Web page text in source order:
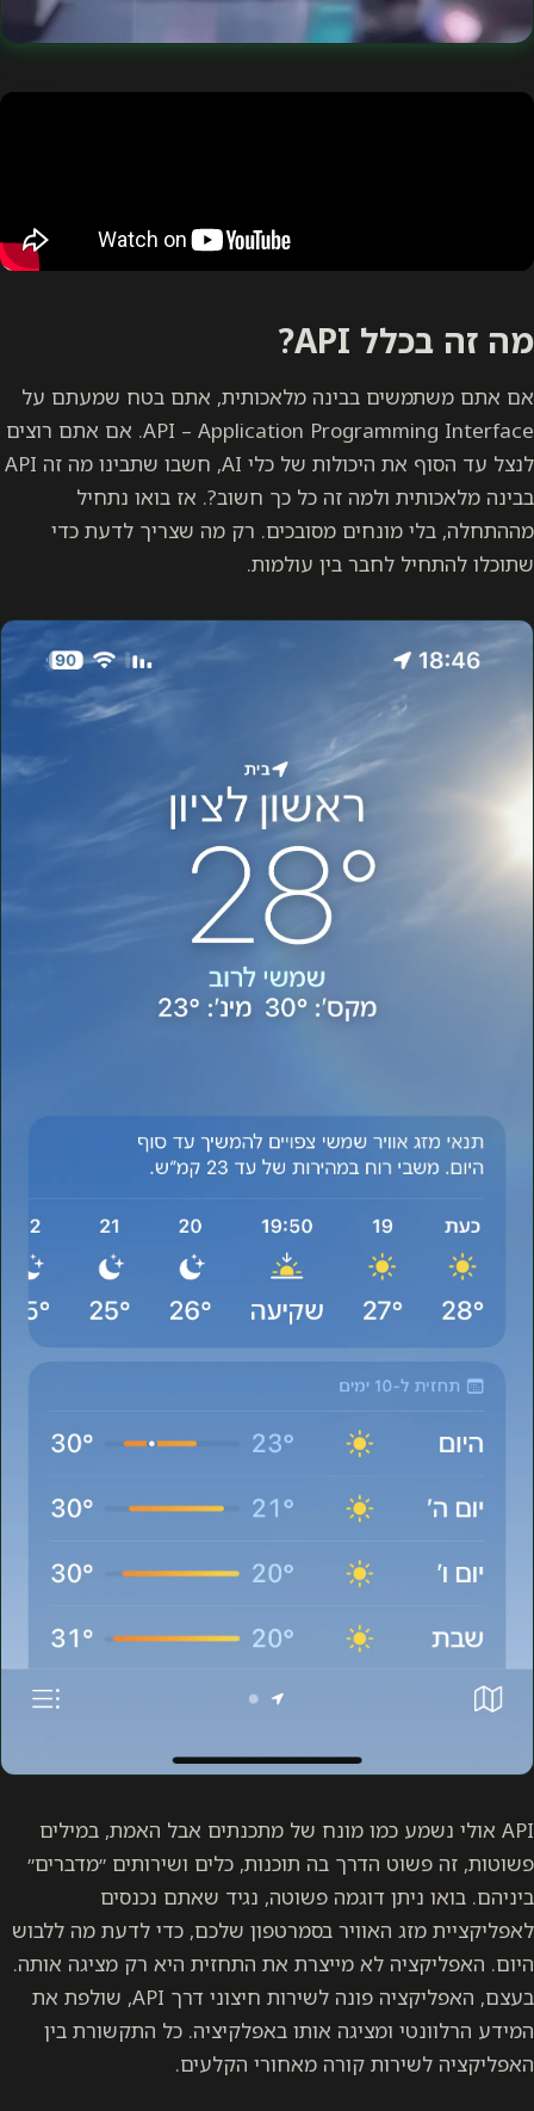
מה זה בכלל API?
אם אתם משתמשים בבינה מלאכותית, אתם בטח שמעתם על
API – Application Programming Interface. אם אתם רוצים
לנצל עד הסוף את היכולות של כלי AI, חשבו שתבינו מה זה API
בבינה מלאכותית ולמה זה כל כך חשוב?. אז בואו נתחיל
מההתחלה, בלי מונחים מסובכים. רק מה שצריך לדעת כדי
שתוכלו להתחיל לחבר בין עולמות.
API אולי נשמע כמו מונח של מתכנתים אבל האמת, במילים
פשוטות, זה פשוט הדרך בה תוכנות, כלים ושירותים ״מדברים״
ביניהם. בואו ניתן דוגמה פשוטה, נגיד שאתם נכנסים
לאפליקציית מזג האוויר בסמרטפון שלכם, כדי לדעת מה ללבוש
היום. האפליקציה לא מייצרת את התחזית היא רק מציגה אותה.
בעצם, האפליקציה פונה לשירות חיצוני דרך API, שולפת את
המידע הרלוונטי ומציגה אותו באפלקיציה. כל התקשורת בין
האפליקציה לשירות קורה מאחורי הקלעים.